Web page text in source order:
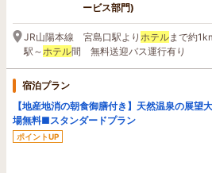
ービス部門)
JR山陽本線 宮島口駅より ホテルまで約
駅～ ホテル間 無料送迎バス運行有り
宿泊プラン
【地産地消の朝食御膳付き】天然温泉の展
場無料■スタンダードプラン
ポイントUP